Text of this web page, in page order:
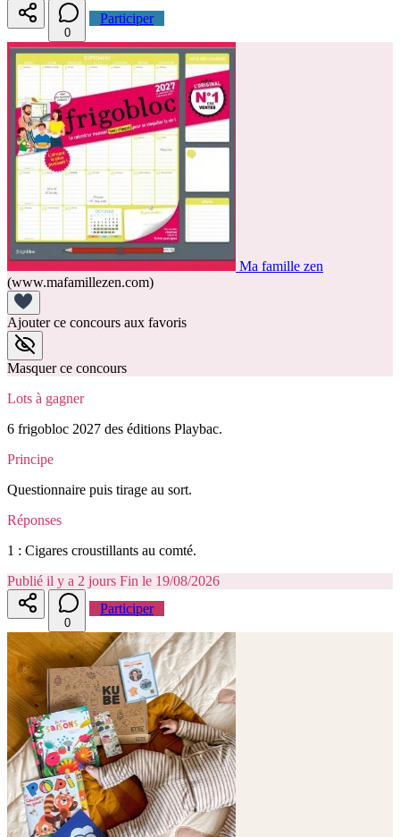
0
Participer
Ma famille zen
(www.mafamillezen.com)
Ajouter ce concours aux favoris
Masquer ce concours
Lots à gagner
6 frigobloc 2027 des éditions Playbac.
Principe
Questionnaire puis tirage au sort.
Réponses
1 : Cigares croustillants au comté.
Publié il y a 2 jours Fin le 19/08/2026
0
Participer